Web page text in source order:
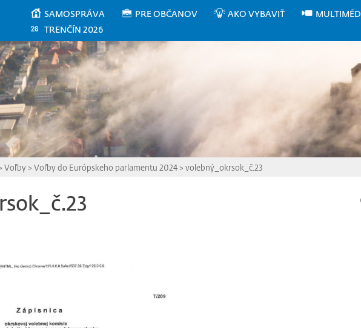
SAMOSPRÁVA PRE OBČANOV AKO VYBAVIŤ
TRENČÍN 2026
Voľby> Voľby do Európskeho parlamentu 2024> volebný_okrsok_č.23